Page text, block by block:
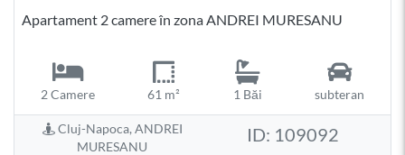
Apartament 2 camere în zona ANDREI MURESANU
2 Camere 61 m² 1 Băi subteran
Cluj-Napoca, ANDREI
MURESANU
ID: 109092